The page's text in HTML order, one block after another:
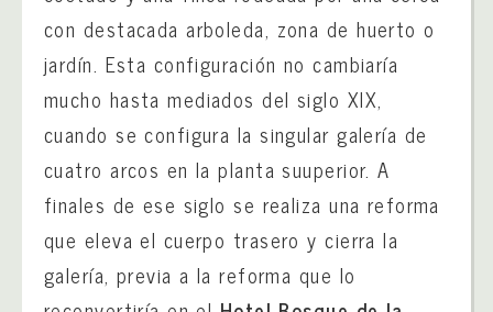
con destacada arboleda, zona de huerto o
jardín. Esta configuración no cambiaría
mucho hasta mediados del siglo XIX,
cuando se configura la singular galería de
cuatro arcos en la planta suuperior. A
finales de ese siglo se realiza una reforma
que eleva el cuerpo trasero y cierra la
galería, previa a la reforma que lo